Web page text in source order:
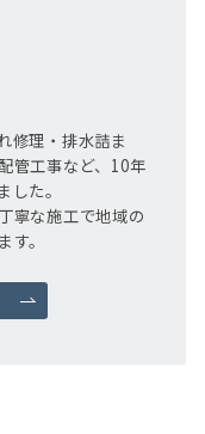
修理・排水詰ま
管工事など、10年
た。
寧な施工で地域の
。